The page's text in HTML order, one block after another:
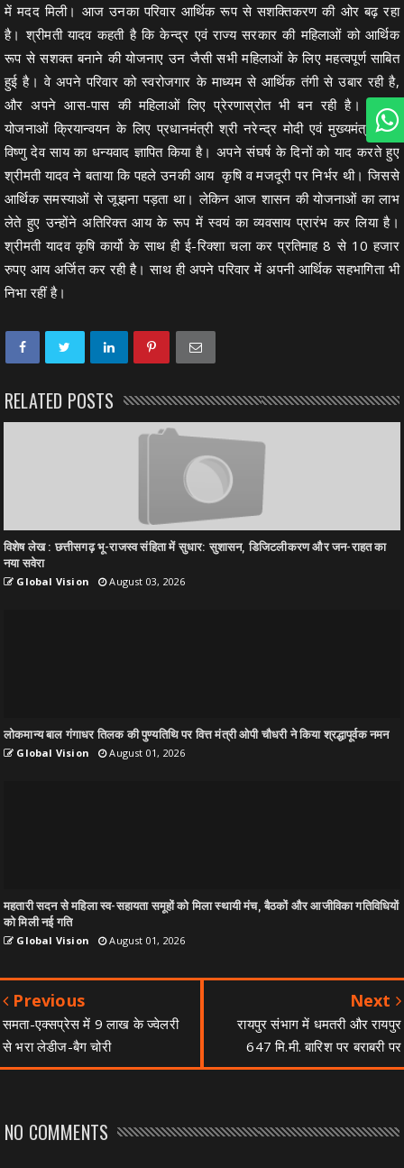
में मदद मिली। आज उनका परिवार आर्थिक रूप से सशक्तिकरण की ओर बढ़ रहा
है। श्रीमती यादव कहती है कि केन्द्र एवं राज्य सरकार की महिलाओं को आर्थिक
रूप से सशक्त बनाने की योजनाए उन जैसी सभी महिलाओं के लिए महत्वपूर्ण साबित
हुई है। वे अपने परिवार को स्वरोजगार के माध्यम से आर्थिक तंगी से उबार रही है,
और अपने आस-पास की महिलाओं लिए प्रेरणास्रोत भी बन रही है। उन्होंने
योजनाओं क्रियान्वयन के लिए प्रधानमंत्री श्री नरेन्द्र मोदी एवं मुख्यमंत्री श्री
विष्णु देव साय का धन्यवाद ज्ञापित किया है। अपने संघर्ष के दिनों को याद करते हुए
श्रीमती यादव ने बताया कि पहले उनकी आय कृषि व मजदूरी पर निर्भर थी। जिससे
आर्थिक समस्याओं से जूझना पड़ता था। लेकिन आज शासन की योजनाओं का लाभ
लेते हुए उन्होंने अतिरिक्त आय के रूप में स्वयं का व्यवसाय प्रारंभ कर लिया है।
श्रीमती यादव कृषि कार्यो के साथ ही ई-रिक्शा चला कर प्रतिमाह 8 से 10 हजार
रुपए आय अर्जित कर रही है। साथ ही अपने परिवार में अपनी आर्थिक सहभागिता भी
निभा रहीं है।
RELATED POSTS
विशेष लेख : छत्तीसगढ़ भू-राजस्व संहिता में सुधार: सुशासन, डिजिटलीकरण और जन-राहत का
नया सवेरा
Global Vision August 03, 2026
लोकमान्य बाल गंगाधर तिलक की पुण्यतिथि पर वित्त मंत्री ओपी चौधरी ने किया श्रद्धापूर्वक नमन
Global Vision August 01, 2026
महतारी सदन से महिला स्व-सहायता समूहों को मिला स्थायी मंच, बैठकों और आजीविका गतिविधियों
को मिली नई गति
Global Vision August 01, 2026
Previous
समता-एक्सप्रेस में 9 लाख के ज्वेलरी
से भरा लेडीज-बैग चोरी
Next
रायपुर संभाग में धमतरी और रायपुर
647 मि.मी. बारिश पर बराबरी पर
NO COMMENTS